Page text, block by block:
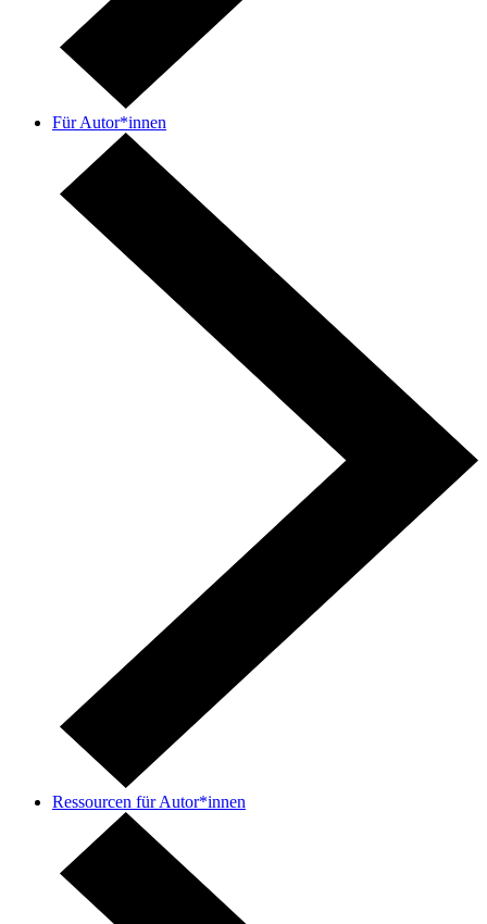
Für Autor*innen
Ressourcen für Autor*innen